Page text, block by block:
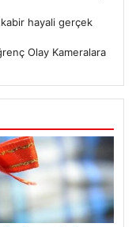
hayali gerçek
Olay Kameralara